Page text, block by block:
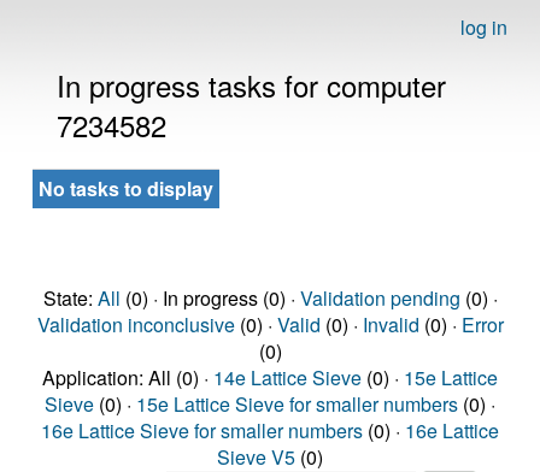
log in
In progress tasks for computer
7234582
No tasks to display
State: All (0) · In progress (0) · Validation pending (0) ·
Validation inconclusive(0) · Valid (0) · Invalid (0) · Error
(0)
Application: All (0) · 14e Lattice Sieve (0) · 15e Lattice
Sieve (0) · 15e Lattice Sieve for smaller numbers (0) ·
16e Lattice Sieve for smaller numbers (0) · 16e Lattice
Sieve V5 (0)